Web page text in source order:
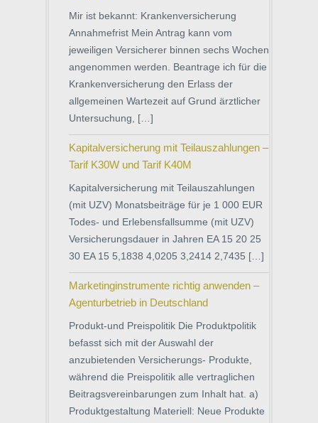
Mir ist bekannt: Krankenversicherung
Annahmefrist Mein Antrag kann vom
jeweiligen Versicherer binnen sechs Wochen
angenommen werden. Beantrage ich für die
Krankenversicherung den Erlass der
allgemeinen Wartezeit auf Grund ärztlicher
Untersuchung, […]
Kapitalversicherung mit Teilauszahlungen –
Tarif K30W und Tarif K40M
Kapitalversicherung mit Teilauszahlungen
(mit UZV) Monatsbeiträge für je 1 000 EUR
Todes- und Erlebensfallsumme (mit UZV)
Versicherungsdauer in Jahren EA 15 20 25
30 EA 15 5,1838 4,0205 3,2414 2,7435 […]
Marketinginstrumente richtig anwenden –
Agenturbetrieb in Deutschland
Produkt-und Preispolitik Die Produktpolitik
befasst sich mit der Auswahl der
anzubietenden Versicherungs- Produkte,
während die Preispolitik alle vertraglichen
Beitragsvereinbarungen zum Inhalt hat. a)
Produktgestaltung Materiell: Neue Produkte